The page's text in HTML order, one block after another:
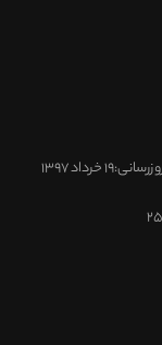
19 خرداد 1397